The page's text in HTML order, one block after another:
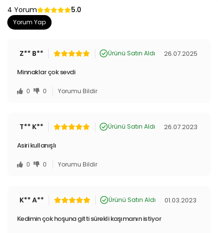
market ürünlerine, evcil hayvan oyuncaklarından tasma ve tüy
toplama araçlarına, bebek ürünlerinden kamp eşyalarına kadar geniş
bir yelpazede ürünler sunmaktayız. Yenimiyeni.com'da TV’de
pratik ve işlevsel ürünleri bulabilirsiniz.TV Ürünleri
En İlginç
Değişik Aksesuarlar
sizleri bekliyor. Renkli ve fonksiyonel ürünlerin dünyasına
4 Yorum 5.0
Yorum Yap
Z** B** Ürünü Satın Aldı 26.07.2025
Minnaklar çok sevdi
0 0 Yorumu Bildir
T** K** Ürünü Satın Aldı 26.07.2023
Asiri kullanışlı
0 0 Yorumu Bildir
K** A** Ürünü Satın Aldı 01.03.2023
Kedimin çok hoşuna gitti sürekli kaşımanın istiyor